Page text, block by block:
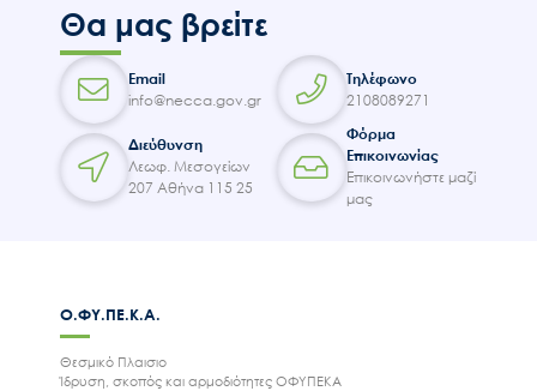
Θα μας βρείτε
Email
info@necca.gov.gr
Τηλέφωνο
2108089271
Διεύθυνση
Λεωφ. Μεσογείων
207 Αθήνα 115 25
Φόρμα
Επικοινωνίας
Επικοινωνήστε μαζί
μας
Ο.ΦΥ.ΠΕ.Κ.Α.
Θεσμικό Πλαισιο
Ίδρυση, σκοπός και αρμοδιότητες ΟΦΥΠΕΚΑ